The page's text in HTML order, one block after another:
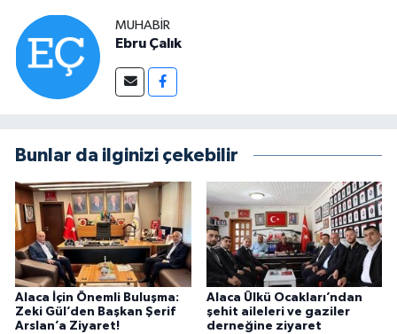
MUHABIR
Ebru Çalık
Bunlar da ilginizi çekebilir
Alaca İçin Önemli Buluşma:
Zeki Gül’den Başkan Şerif
Arslan’a Ziyaret!
Alaca Ülkü Ocakları’ndan
şehit aileleri ve gaziler
derneğine ziyaret